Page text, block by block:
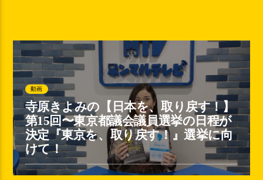
動画
寺原きよみの【日本を、取り戻す！】
第15回〜東京都議会議員選挙の日程が
決定『東京を、取り戻す！』選挙に向
けて！